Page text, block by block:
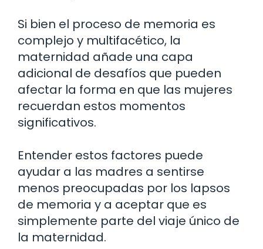
Si bien el proceso de memoria es
complejo y multifacético, la
maternidad añade una capa
adicional de desafíos que pueden
afectar la forma en que las mujeres
recuerdan estos momentos
significativos.
Entender estos factores puede
ayudar a las madres a sentirse
menos preocupadas por los lapsos
de memoria y a aceptar que es
simplemente parte del viaje único de
la maternidad.